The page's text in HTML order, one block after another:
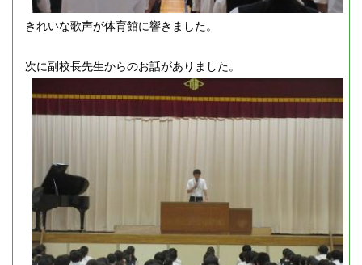
きれいな歌声が体育館に響きました。
次に副校長先生からのお話がありました。